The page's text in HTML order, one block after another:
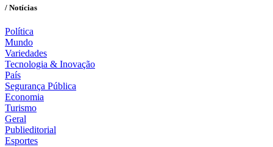
/ Notícias
Política
Mundo
Variedades
Tecnologia & Inovação
País
Segurança Pública
Economia
Turismo
Geral
Publieditorial
Esportes